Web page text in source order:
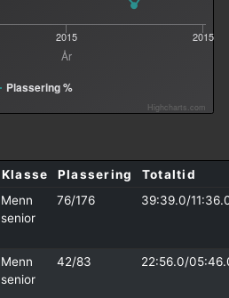
År
2015 2015
Plassering %
Highcharts.com
Klasse Plassering
Totaltid
Menn
senior
76/176 39:39.0/
Menn
senior
42/83 22:56.0/